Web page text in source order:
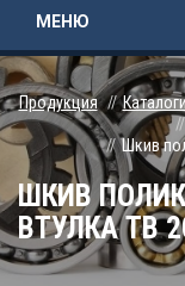
МЕНЮ
Продукция
Шкив
ШКИВ
ВТУЛКА ТВ